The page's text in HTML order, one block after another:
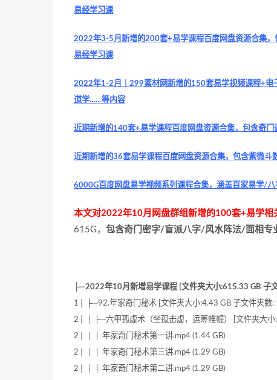
易经学习课
2022年3-5月新增的200套+易学课程百度网盘资源合集
易经学习课
2022年1-2月｜299素材网新增的150套易学视频课程+
道学……等内容
近期新增的140套+易学课程百度网盘资源合集，包含奇
近期新增的36套易学课程百度网盘资源合集，包含紫微
6000G百度网盘易学视频系列课程合集，涵盖百家易学/
本文对2022年10月网盘群组新增的100套+易学相
615G， 包含奇门密字/盲派八字/风水阵法/面相
├─2022年10月新增易学课程 [文件夹大小:615.33 GB 子
1│ ├─92.年家奇门秘术 [文件夹大小:4.43 GB 子文件夹数:
2│ │ ├─六甲孤虚术（坐孤击虚，运筹帷幄） [文件夹大小
2│ │ │ 年家奇门秘术第一讲.mp4 (1.44 GB)
2│ │ │ 年家奇门秘术第三讲.mp4 (1.29 GB)
2│ │ │ 年家奇门秘术第二讲.mp4 (1.29 GB)